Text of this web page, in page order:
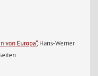
von Europa“, Hans-Werner